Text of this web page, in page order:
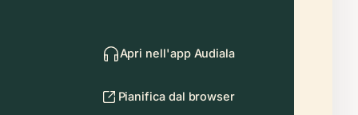
Apri nell'app Audiala
Pianifica dal browser